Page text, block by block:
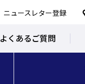
ニュースレター登録
よくあるご質問